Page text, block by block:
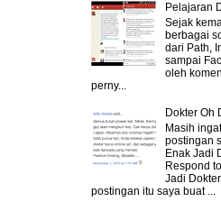
Pelajaran
Sejak
berbagai
dari Path,
sampai
oleh
perny...
Dokter Oh
Masih
postingan
Enak Jadi
Respond
Jadi
postingan itu saya buat ...